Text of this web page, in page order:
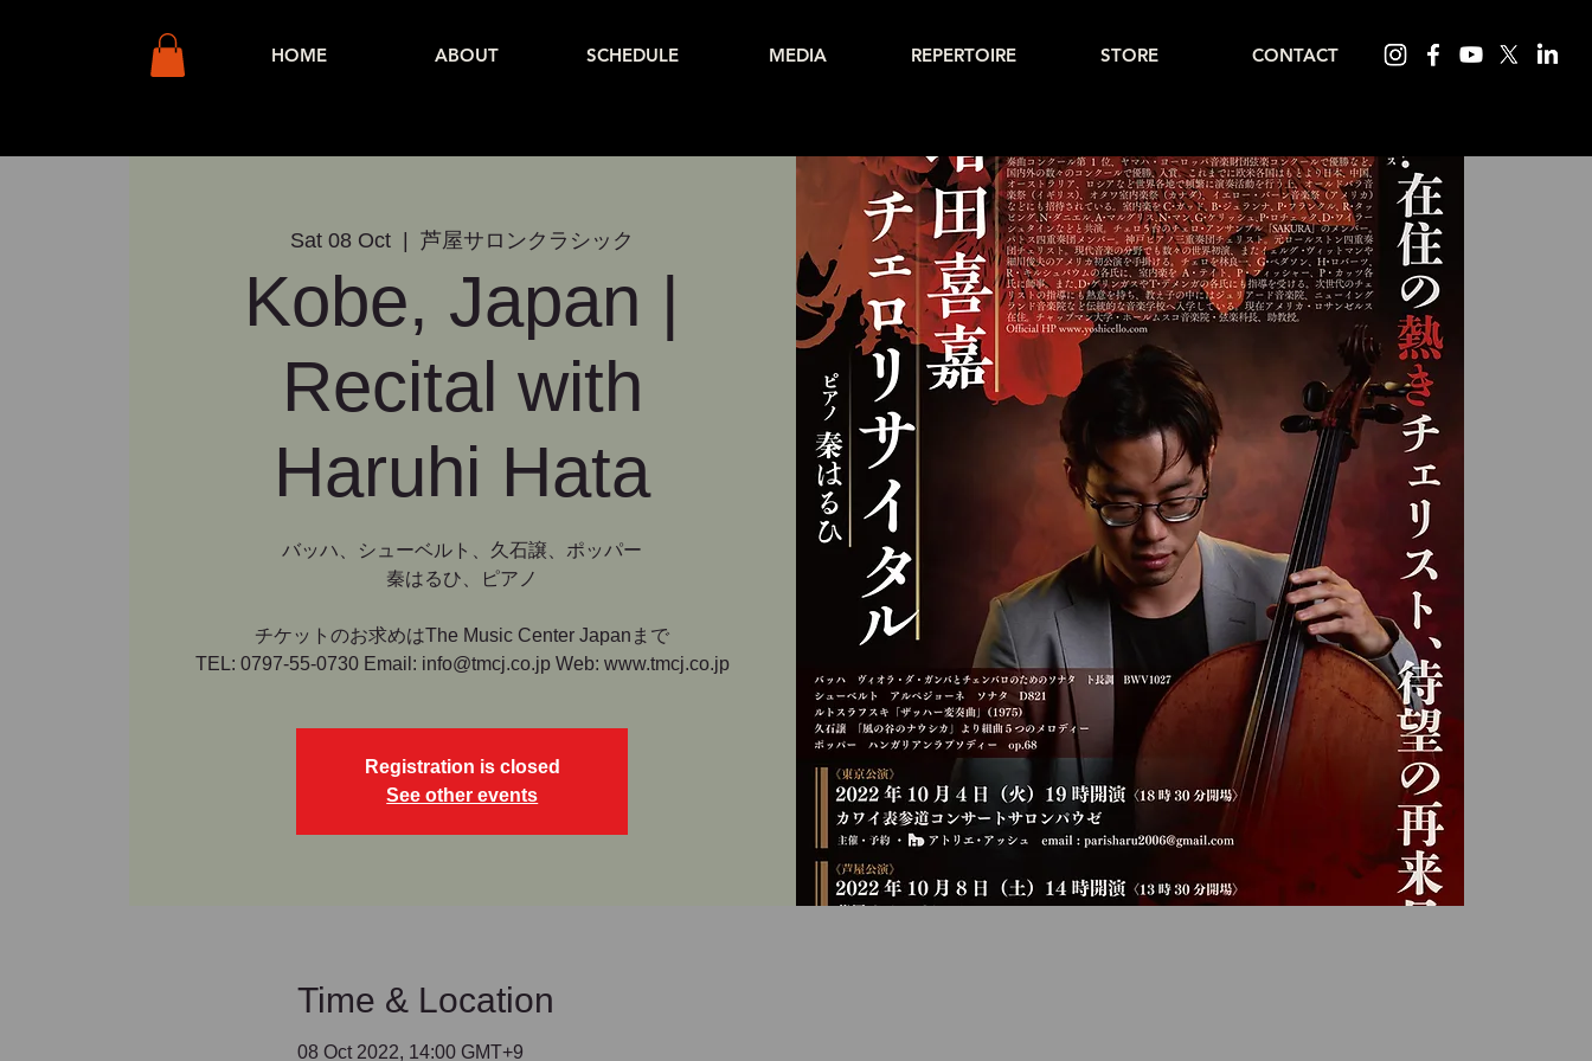
HOME ABOUT SCHEDULE MEDIA REPERTOIRE STORE CONTACT
Sat 08 Oct
  |
芦屋サロンクラシック
Kobe, Japan |
Recital with
Haruhi Hata
バッハ、シューベルト、久石譲、ポッパー
秦はるひ、ピアノ
チケットのお求めはThe Music Center Japanまで
TEL: 0797-55-0730 Email: info@tmcj.co.jp Web: www.tmcj.co.jp
Registration is closed
See other events
Time & Location
08 Oct 2022, 14:00 GMT+9